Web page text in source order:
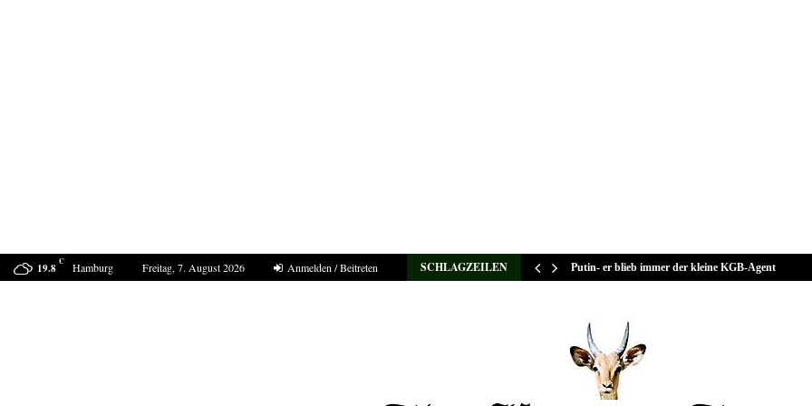
19.8 C Hamburg Freitag, 7. August 2026 Anmelden / Beitreten SCHLAGZEILEN
ProDogRomania e.V. weist die moralische Schuld dem… Putin- er blieb immer der kleine KGB-Agent